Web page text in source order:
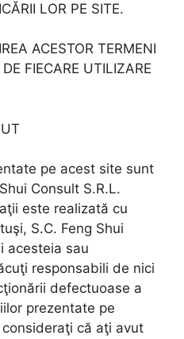
LOR PE SITE.
ACESTOR TERMENI
FIECARE UTILIZARE
pe acest site sunt
Consult S.R.L.
este realizată cu
S.C. Feng Shui
acesteia sau
responsabili de nici
defectuoase a
prezentate pe
că aţi avut